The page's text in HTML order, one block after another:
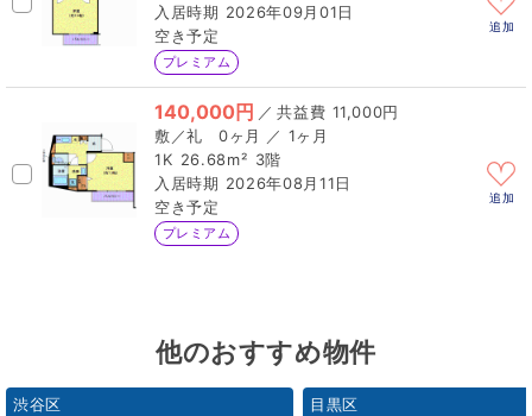
2026年09月01日
空き予定
プレミアム
追加
140,000円 ／
11,000円
0ヶ月 ／ 1ヶ月
1K 26.68m² 3階
2026年08月11日
空き予定
プレミアム
追加
他のおすすめ物件
渋谷区 目黒区